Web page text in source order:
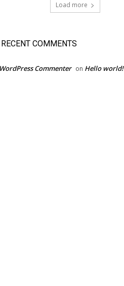
Load more
RECENT COMMENTS
Commenter on Hello world!